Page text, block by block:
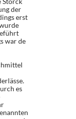
der
erst
war de
es